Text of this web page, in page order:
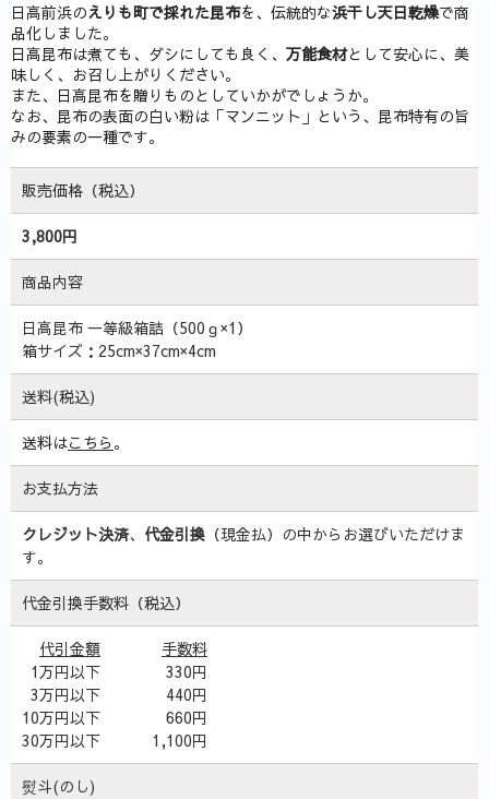
日高前浜のえりも町で採れた昆布を、伝統的な浜干し天日乾燥で商
品化しました。
日高昆布は煮ても、ダシにしても良く、 万能食材として安心に、美
味しく、お召し上がりください。
また、日高昆布を贈りものとしていかがでしょうか。
なお、昆布の表面の白い粉は「マンニット」という、昆布特有の旨
みの要素の一種です。
販売価格（税込）
3,800円
商品内容
日高昆布 一等級箱詰（500ｇ×1）
箱サイズ：25cm×37cm×4cm
送料(税込)
送料はこちら 。
お支払方法
クレジット決済、 代金引換 （現金払）の中からお選びいただけま
す。
代金引換手数料（税込）
代引金額
手数料
1万円以下
330円
3万円以下
440円
10万円以下
660円
30万円以下
1,100円
熨斗(のし)